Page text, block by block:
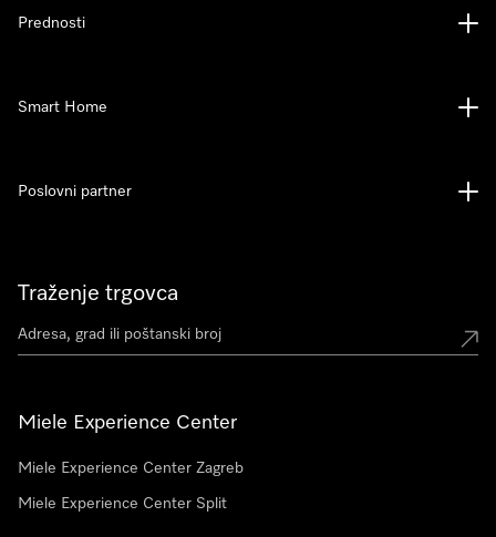
Traženje trgovca
Miele Experience Center
Miele Experience Center Zagreb
Miele Experience Center Split
Prednosti
Smart Home
Poslovni partner